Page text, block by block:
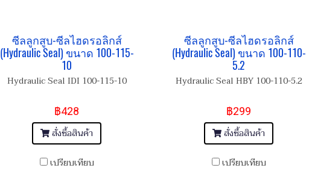
ซีลลูกสูบ-ซีลไฮดรอลิกส์
(Hydraulic Seal) ขนาด 100-115-
10
Hydraulic Seal IDI 100-115-10
฿428
สั่งซื้อสินค้า
เปรียบเทียบ
ซีลลูกสูบ-ซีลไฮดรอลิกส์
(Hydraulic Seal) ขนาด 100-110-
5.2
Hydraulic Seal HBY 100-110-5.2
฿299
สั่งซื้อสินค้า
เปรียบเทียบ